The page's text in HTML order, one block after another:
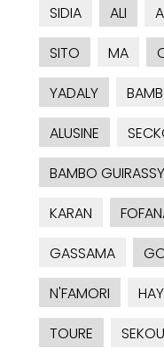
SIDIA
ALI
SITO
MA
YADALY
ALUSINE
BAMBO GUIRASSY
KARAN
GASSAMA
N'FAMORI
TOURE
SEKOU